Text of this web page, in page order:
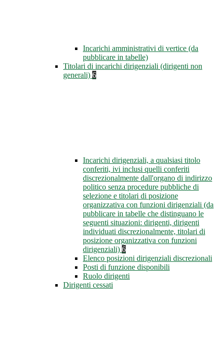
Incarichi amministrativi di vertice (da
pubblicare in tabelle)
Titolari di incarichi dirigenziali (dirigenti non
generali) 6
Incarichi dirigenziali, a qualsiasi titolo
conferiti, ivi inclusi quelli conferiti
discrezionalmente dall'organo di indirizzo
politico senza procedure pubbliche di
selezione e titolari di posizione
organizzativa con funzioni dirigenziali (da
pubblicare in tabelle che distinguano le
seguenti situazioni: dirigenti, dirigenti
individuati discrezionalmente, titolari di
posizione organizzativa con funzioni
dirigenziali) 6
Elenco posizioni dirigenziali discrezionali
Posti di funzione disponibili
Ruolo dirigenti
Dirigenti cessati